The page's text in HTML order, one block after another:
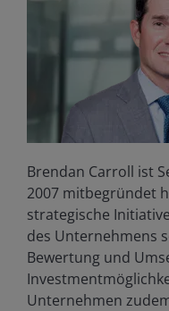
Brendan Carroll ist
2007 mitbegründet
strategische
des Unternehmens
Bewertung und
Unternehmen